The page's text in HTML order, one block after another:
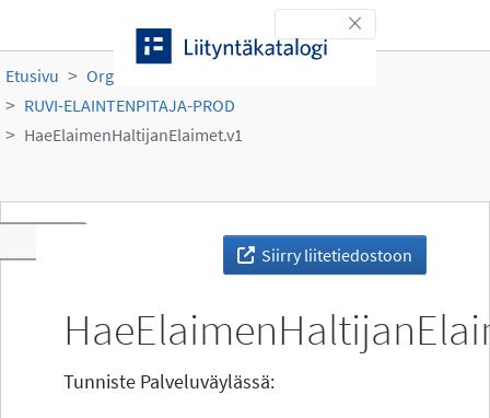
Toggle navigation
Etusivu Organisaatiot
RUVI-ELAINTENPITAJA-PROD
HaeElaimenHaltijanElaimet.v1
Siirry liitetiedostoon
Tunniste Palveluväylässä: